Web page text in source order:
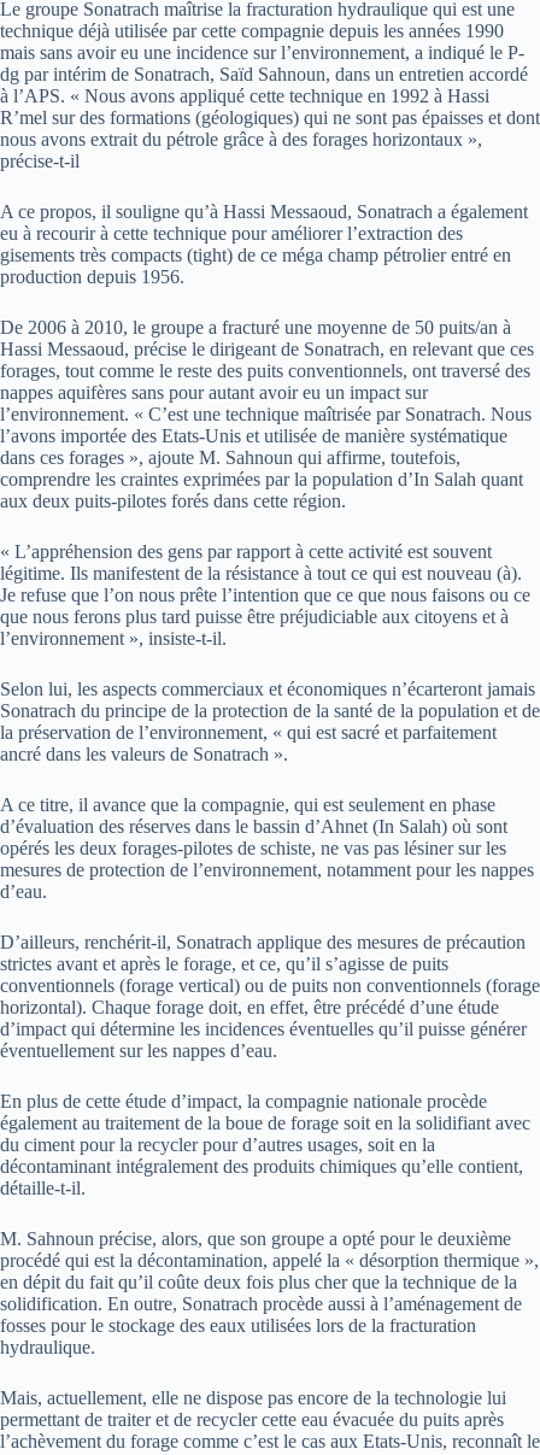
Le groupe Sonatrach maîtrise la fracturation hydraulique qui est une
technique déjà utilisée par cette compagnie depuis les années 1990
mais sans avoir eu une incidence sur l’environnement, a indiqué le P-
dg par intérim de Sonatrach, Saïd Sahnoun, dans un entretien accordé
à l’APS. « Nous avons appliqué cette technique en 1992 à Hassi
R’mel sur des formations (géologiques) qui ne sont pas épaisses et dont
nous avons extrait du pétrole grâce à des forages horizontaux »,
précise-t-il
A ce propos, il souligne qu’à Hassi Messaoud, Sonatrach a également
eu à recourir à cette technique pour améliorer l’extraction des
gisements très compacts (tight) de ce méga champ pétrolier entré en
production depuis 1956.
De 2006 à 2010, le groupe a fracturé une moyenne de 50 puits/an à
Hassi Messaoud, précise le dirigeant de Sonatrach, en relevant que ces
forages, tout comme le reste des puits conventionnels, ont traversé des
nappes aquifères sans pour autant avoir eu un impact sur
l’environnement. « C’est une technique maîtrisée par Sonatrach. Nous
l’avons importée des Etats-Unis et utilisée de manière systématique
dans ces forages », ajoute M. Sahnoun qui affirme, toutefois,
comprendre les craintes exprimées par la population d’In Salah quant
aux deux puits-pilotes forés dans cette région.
« L’appréhension des gens par rapport à cette activité est souvent
légitime. Ils manifestent de la résistance à tout ce qui est nouveau (à).
Je refuse que l’on nous prête l’intention que ce que nous faisons ou ce
que nous ferons plus tard puisse être préjudiciable aux citoyens et à
l’environnement », insiste-t-il.
Selon lui, les aspects commerciaux et économiques n’écarteront jamais
Sonatrach du principe de la protection de la santé de la population et de
la préservation de l’environnement, « qui est sacré et parfaitement
ancré dans les valeurs de Sonatrach ».
A ce titre, il avance que la compagnie, qui est seulement en phase
d’évaluation des réserves dans le bassin d’Ahnet (In Salah) où sont
opérés les deux forages-pilotes de schiste, ne vas pas lésiner sur les
mesures de protection de l’environnement, notamment pour les nappes
d’eau.
D’ailleurs, renchérit-il, Sonatrach applique des mesures de précaution
strictes avant et après le forage, et ce, qu’il s’agisse de puits
conventionnels (forage vertical) ou de puits non conventionnels (forage
horizontal). Chaque forage doit, en effet, être précédé d’une étude
d’impact qui détermine les incidences éventuelles qu’il puisse générer
éventuellement sur les nappes d’eau.
En plus de cette étude d’impact, la compagnie nationale procède
également au traitement de la boue de forage soit en la solidifiant avec
du ciment pour la recycler pour d’autres usages, soit en la
décontaminant intégralement des produits chimiques qu’elle contient,
détaille-t-il.
M. Sahnoun précise, alors, que son groupe a opté pour le deuxième
procédé qui est la décontamination, appelé la « désorption thermique »,
en dépit du fait qu’il coûte deux fois plus cher que la technique de la
solidification. En outre, Sonatrach procède aussi à l’aménagement de
fosses pour le stockage des eaux utilisées lors de la fracturation
hydraulique.
Mais, actuellement, elle ne dispose pas encore de la technologie lui
permettant de traiter et de recycler cette eau évacuée du puits après
l’achèvement du forage comme c’est le cas aux Etats-Unis, reconnaît le